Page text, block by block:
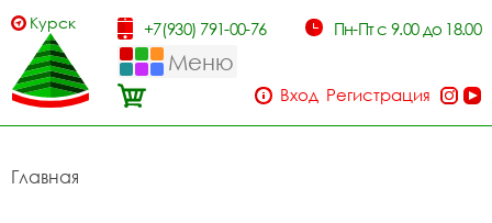
Курск +7(930) 791-00-76 Пн-Пт с 9.00 до 18.00
Меню
Вход Регистрация
Главная